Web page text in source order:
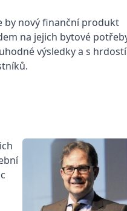
by nový finanční produkt
na jejich bytové
výsledky a s hrdostí